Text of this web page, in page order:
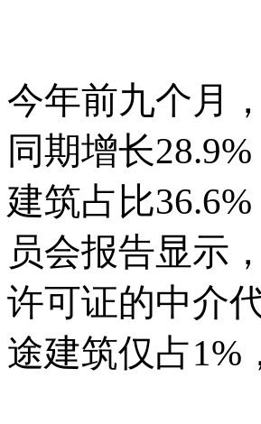
今年前九个月
同期增长
建筑占比
员会报告显示
许可证的中介
途建筑仅占1%